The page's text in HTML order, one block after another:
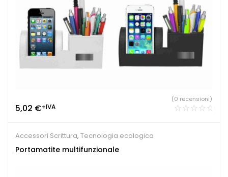
5,02 €+IVA
(0 recensioni)
Accessori Scrittura, Tecnologia ecologica
Portamatite multifunzionale